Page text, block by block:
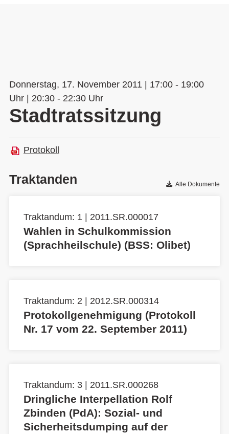
Donnerstag, 17. November 2011 | 17:00 - 19:00
Uhr | 20:30 - 22:30 Uhr
Stadtratssitzung
Protokoll
Traktanden Alle Dokumente
Traktandum: 1 | 2011.SR.000017
Wahlen in Schulkommission
(Sprachheilschule) (BSS: Olibet)
Traktandum: 2 | 2012.SR.000314
Protokollgenehmigung (Protokoll
Nr. 17 vom 22. September 2011)
Traktandum: 3 | 2011.SR.000268
Dringliche Interpellation Rolf
Zbinden (PdA): Sozial- und
Sicherheitsdumping auf der